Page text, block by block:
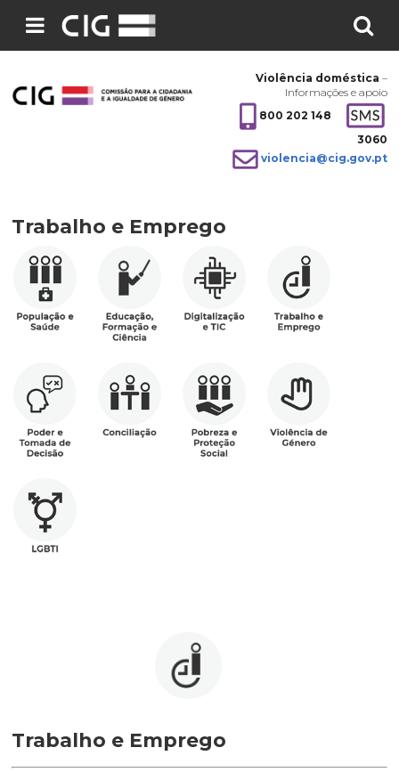
Violência doméstica –
Informações e apoio
800 202 148
3060
violencia@cig.gov.pt
Trabalho e Emprego
Trabalho e Emprego
Pesquisar